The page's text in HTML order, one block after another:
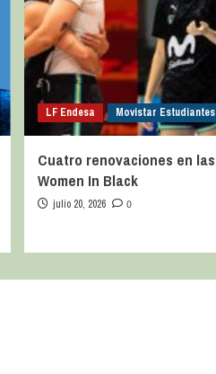
LF Endesa Movistar Estudiantes
Cuatro renovaciones en las
Women In Black
julio 20, 2026 0